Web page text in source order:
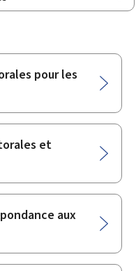
pour les
et
aux